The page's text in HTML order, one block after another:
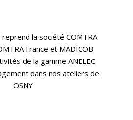
reprend la société COMTRA
France et MADICOB
de la gamme ANELEC
dans nos ateliers de
OSNY